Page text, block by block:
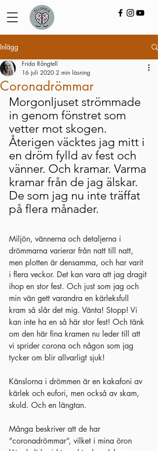
Inlägg
Coronadrömmar
Frida Rångtell
16 juli 2020 2 min läsning
Morgonljuset strömmade
in genom fönstret som
vetter mot skogen.
Återigen väcktes jag mitt i
en dröm fylld av fest och
vänner. Och kramar. Varma
kramar från de jag älskar.
De som jag nu inte träffat
på flera månader.
Miljön, vännerna och detaljerna i
drömmarna varierar från natt till natt,
men plotten är densamma, och har varit
i flera veckor. Det kan vara att jag dragit
ihop en stor fest. Och just som jag och
min vän gett varandra en kärleksfull
kram så slår det mig. Vänta! Stopp! Vi
kan inte ha en så här stor fest! Och tänk
om den här fina kramen nu leder till att
vi sprider corona och någon som jag
tycker om blir allvarligt sjuk!
Känslorna i drömmen är en kakafoni av
kärlek och eufori, men också av skam,
skuld. Och en längtan.
Många beskriver att de har
”coronadrömmar”, vilket i mina öron